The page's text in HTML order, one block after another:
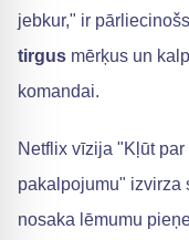
jebkur," ir
tirgus mērķus un
komandai.
Netflix vīzija "Kļūt
pakalpojumu" izvirza
nosaka lēmumu